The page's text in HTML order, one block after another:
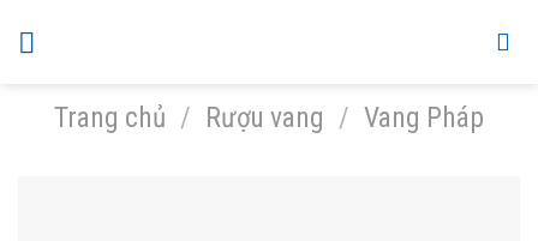
Trang chủ / Rượu vang / Vang Pháp